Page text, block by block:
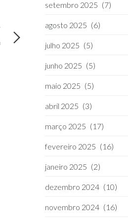
setembro 2025 (7)
agosto 2025 (6)
julho 2025 (5)
junho 2025 (5)
maio 2025 (5)
abril 2025 (3)
março 2025 (17)
fevereiro 2025 (16)
janeiro 2025 (2)
dezembro 2024 (10)
novembro 2024 (16)